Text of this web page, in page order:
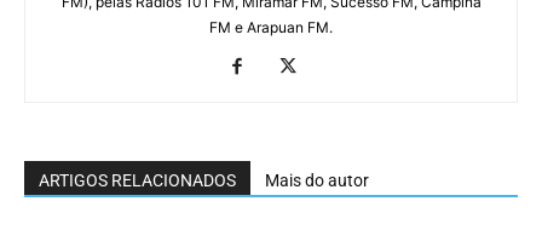
FM e Arapuan FM.
ARTIGOS RELACIONADOS Mais do autor